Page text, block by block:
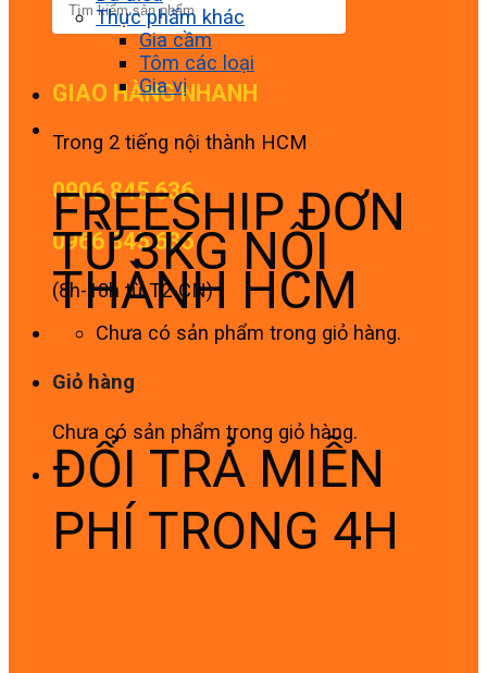
GIAO HÀNG NHANH
Trong 2 tiếng nội thành HCM
0906 845 636
0966 845 636
(8h-18h từ T2-CN)
Chưa có sản phẩm trong giỏ hàng.
Giỏ hàng
Chưa có sản phẩm trong giỏ hàng.
Thực phẩm khác
Gia cầm
Tôm các loại
Gia vị
FREESHIP ĐƠN
TỪ 3KG NỘI
THÀNH HCM
ĐỔI TRẢ MIỄN
PHÍ TRONG 4H